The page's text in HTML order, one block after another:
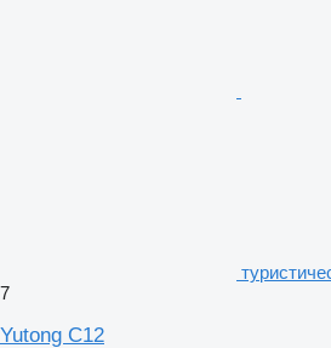
7
Yutong C12